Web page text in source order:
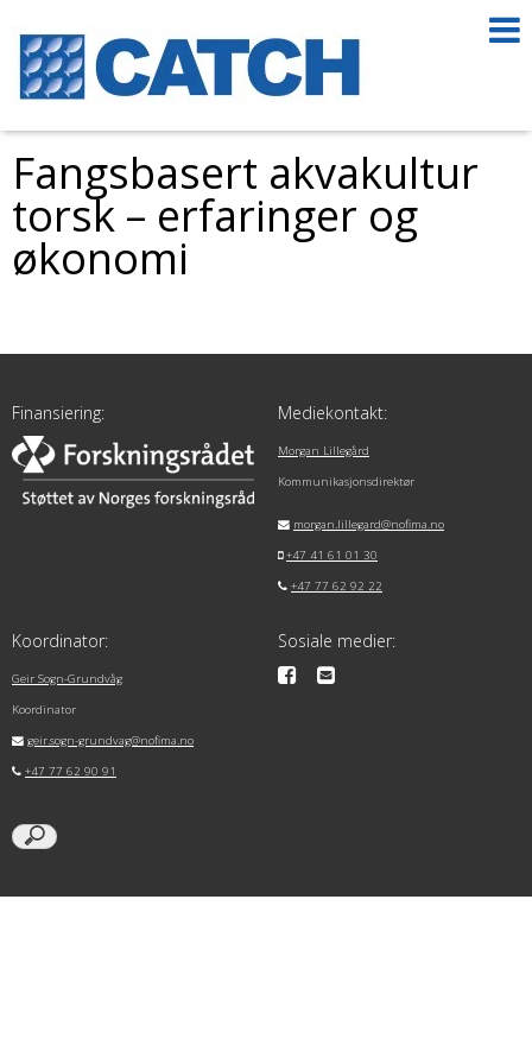
Fangsbasert akvakultur
torsk – erfaringer og
økonomi
Finansiering: Mediekontakt:
Morgan Lillegård
Kommunikasjonsdirektør
morgan.lillegard@nofima.no
+47 41 61 01 30
+47 77 62 92 22
Koordinator:
Geir Sogn-Grundvåg
Koordinator
geir.sogn-grundvag@nofima.no
+47 77 62 90 91
Sosiale medier: